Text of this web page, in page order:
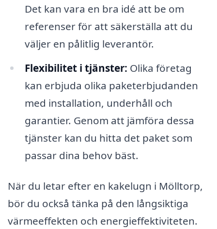
Det kan vara en bra idé att be om
referenser för att säkerställa att du
väljer en pålitlig leverantör.
Flexibilitet i tjänster: Olika företag
kan erbjuda olika paketerbjudanden
med installation, underhåll och
garantier. Genom att jämföra dessa
tjänster kan du hitta det paket som
passar dina behov bäst.
När du letar efter en kakelugn i Mölltorp,
bör du också tänka på den långsiktiga
värmeeffekten och energieffektiviteten.